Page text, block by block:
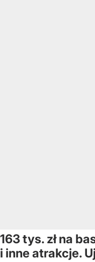
163 tys. zł na
i inne atrakcje.